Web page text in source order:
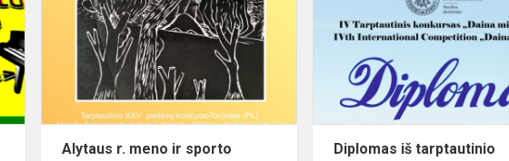
aš>
-
Tarptautinis
jaunųjų
konkursa...
mokyklos
skyriaus
Alytaus r. meno ir sporto
Diplomas iš tarptautinio